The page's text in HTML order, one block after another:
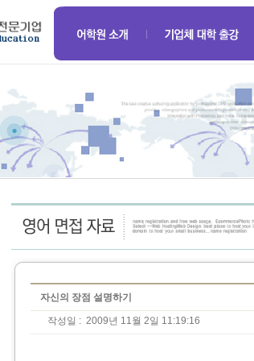
자신의 장점 설명하기
작성일 : 2009년 11월 2일 11:19:16